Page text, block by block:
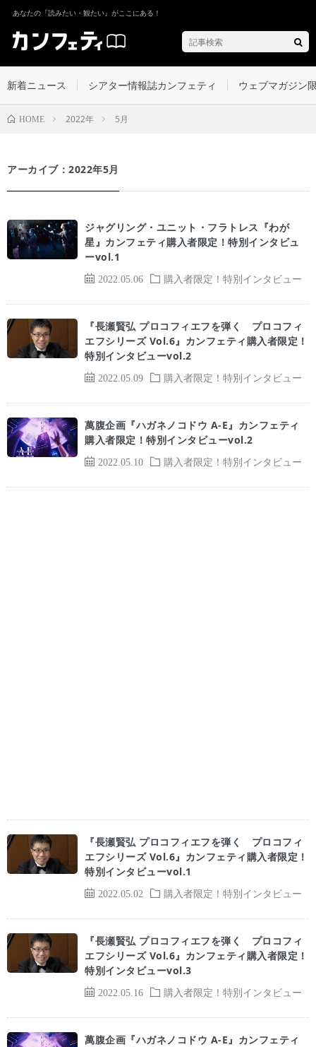
あなたの『読みたい・観たい』がここにある！
新着ニュース シアター情報誌カンフェティ ウェブマガジン
HOME 2022年 5月
アーカイブ：2022年5月
2022.05.06 購入者限定！特別インタビュー
ジャグリング・ユニット・フラトレス『わが
星』カンフェティ購入者限定！特別インタビュ
ーvol.1
2022.05.09 購入者限定！特別インタビュー
『長瀬賢弘 プロコフィエフを弾く プロコフィ
エフシリーズ Vol.6』カンフェティ購入者限定！
特別インタビューvol.2
2022.05.10 購入者限定！特別インタビュー
萬腹企画『ハガネノコドウ A-E』カンフェティ
購入者限定！特別インタビューvol.2
2022.05.02 購入者限定！特別インタビュー
『長瀬賢弘 プロコフィエフを弾く プロコフィ
エフシリーズ Vol.6』カンフェティ購入者限定！
特別インタビューvol.1
2022.05.16 購入者限定！特別インタビュー
『長瀬賢弘 プロコフィエフを弾く プロコフィ
エフシリーズ Vol.6』カンフェティ購入者限定！
特別インタビューvol.3
萬腹企画『ハガネノコドウ A-E』カンフェティ